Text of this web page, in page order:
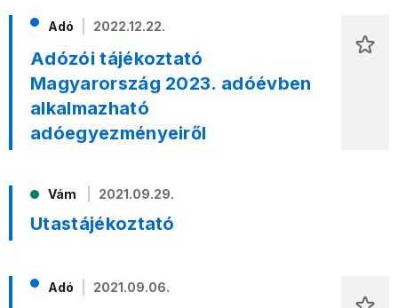
Adó 2022.12.22.
Adózói tájékoztató
Magyarország 2023. adóévben
alkalmazható
adóegyezményeiről
Vám 2021.09.29.
Utastájékoztató
Adó 2021.09.06.